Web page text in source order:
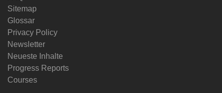
Sitemap
Glossar
Privacy Policy
Newsletter
Neueste Inhalte
Progress Reports
Courses